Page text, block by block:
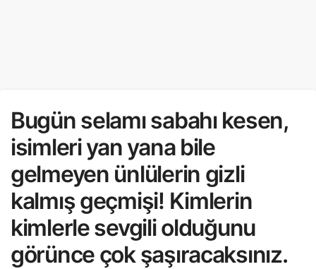
Bugün selamı sabahı kesen,
isimleri yan yana bile
gelmeyen ünlülerin gizli
kalmış geçmişi! Kimlerin
kimlerle sevgili olduğunu
görünce çok şaşıracaksınız.